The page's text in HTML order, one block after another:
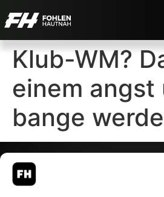
Klub-WM?
einem angst
bange